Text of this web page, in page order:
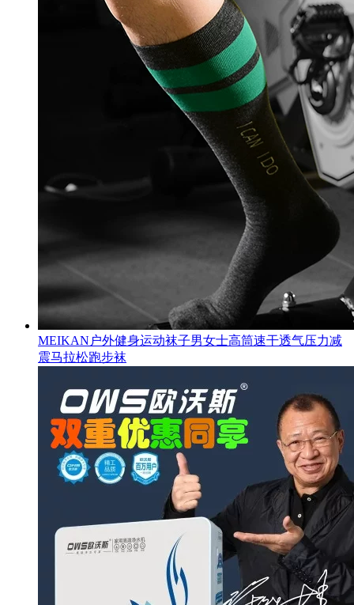
MEIKAN户外健身运动袜子男女士高筒速干透气压力减
震马拉松跑步袜